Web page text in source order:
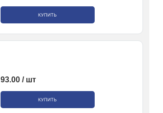
КУПИТЬ
93.00 / шт
КУПИТЬ